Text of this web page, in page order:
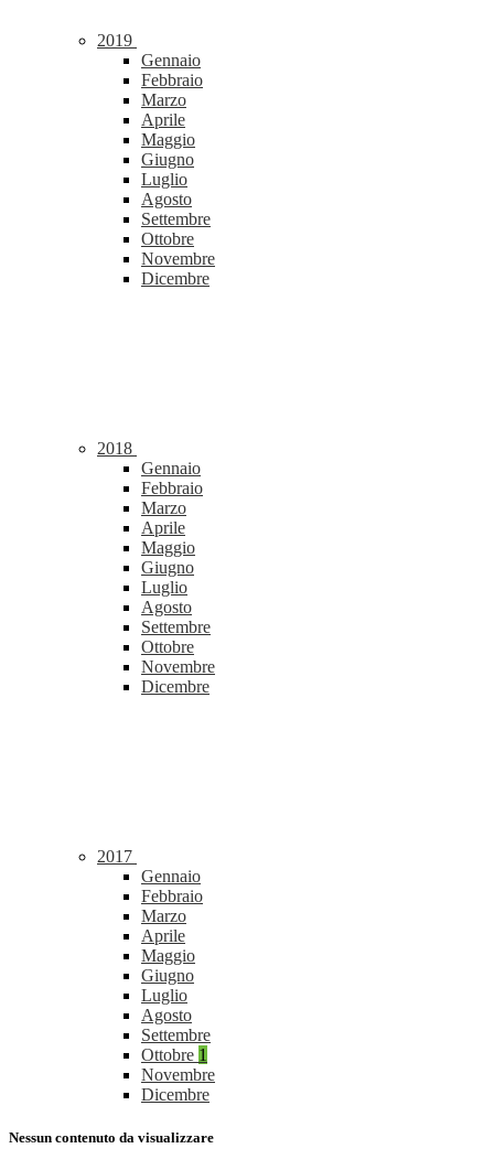
2019
Gennaio
Febbraio
Marzo
Aprile
Maggio
Giugno
Luglio
Agosto
Settembre
Ottobre
Novembre
Dicembre
2018
Gennaio
Febbraio
Marzo
Aprile
Maggio
Giugno
Luglio
Agosto
Settembre
Ottobre
Novembre
Dicembre
2017
Gennaio
Febbraio
Marzo
Aprile
Maggio
Giugno
Luglio
Agosto
Settembre
Ottobre 1
Novembre
Dicembre
Nessun contenuto da visualizzare